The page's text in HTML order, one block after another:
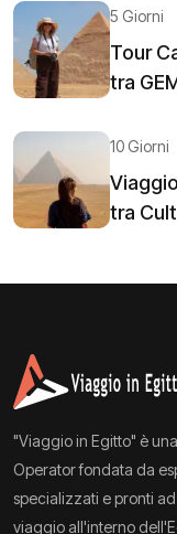
5 Giorni
Tour
tra
10 Giorni
tra
"Viaggio in Egitto" è
Operator fondata da
specializzati e pronti
viaggio all'interno